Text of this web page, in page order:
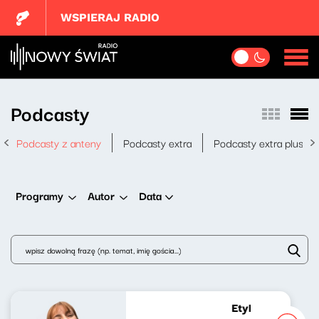
WSPIERAJ RADIO
Podcasty
Podcasty z anteny Podcasty extra Podcasty extra plus
Programy Autor Data
Etykieta